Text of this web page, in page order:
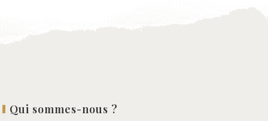
Qui sommes-nous ?